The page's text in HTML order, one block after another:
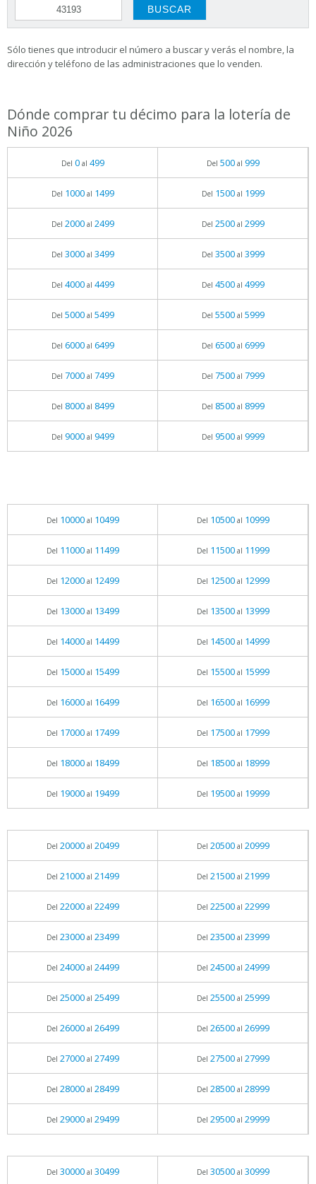
Sólo tienes que introducir el número a buscar y verás el nombre, la
dirección y teléfono de las administraciones que lo venden.
Dónde comprar tu décimo para la lotería de
Niño 2026
Del 0al 499 Del 500al 999
Del 1000al 1499 Del 1500al 1999
Del 2000al 2499 Del 2500al 2999
Del 3000al 3499 Del 3500al 3999
Del 4000al 4499 Del 4500al 4999
Del 5000al 5499 Del 5500al 5999
Del 6000al 6499 Del 6500al 6999
Del 7000al 7499 Del 7500al 7999
Del 8000al 8499 Del 8500al 8999
Del 9000al 9499 Del 9500al 9999
Del 10000al 10499 Del 10500al 10999
Del 11000al 11499 Del 11500al 11999
Del 12000al 12499 Del 12500al 12999
Del 13000al 13499 Del 13500al 13999
Del 14000al 14499 Del 14500al 14999
Del 15000al 15499 Del 15500al 15999
Del 16000al 16499 Del 16500al 16999
Del 17000al 17499 Del 17500al 17999
Del 18000al 18499 Del 18500al 18999
Del 19000al 19499 Del 19500al 19999
Del 20000al 20499 Del 20500al 20999
Del 21000al 21499 Del 21500al 21999
Del 22000al 22499 Del 22500al 22999
Del 23000al 23499 Del 23500al 23999
Del 24000al 24499 Del 24500al 24999
Del 25000al 25499 Del 25500al 25999
Del 26000al 26499 Del 26500al 26999
Del 27000al 27499 Del 27500al 27999
Del 28000al 28499 Del 28500al 28999
Del 29000al 29499 Del 29500al 29999
Del 30000al 30499 Del 30500al 30999